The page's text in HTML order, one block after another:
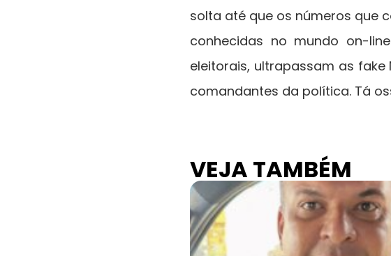
solta até que os números que
conhecidas no mundo on-
eleitorais, ultrapassam as
comandantes da política. Tá
VEJA TAMBÉM